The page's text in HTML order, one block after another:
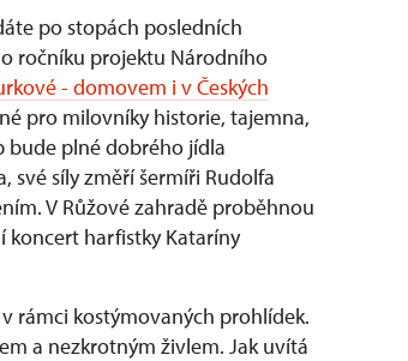
po stopách posledních
ročníku projektu Národního
- domovem i v Českých
pro milovníky historie, tajemna,
bude plné dobrého jídla
své síly změří šermíři Rudolfa
V Růžové zahradě proběhnou
koncert harfistky Kataríny
rámci kostýmovaných prohlídek.
a nezkrotným živlem. Jak uvítá